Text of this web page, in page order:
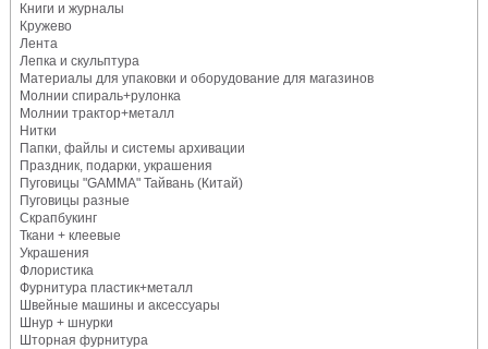
Книги и журналы
Кружево
Лента
Лепка и скульптура
Материалы для упаковки и оборудование для магазинов
Молнии спираль+рулонка
Молнии трактор+металл
Нитки
Папки, файлы и системы архивации
Праздник, подарки, украшения
Пуговицы "GAMMA" Тайвань (Китай)
Пуговицы разные
Скрапбукинг
Ткани + клеевые
Украшения
Флористика
Фурнитура пластик+металл
Швейные машины и аксессуары
Шнур + шнурки
Шторная фурнитура